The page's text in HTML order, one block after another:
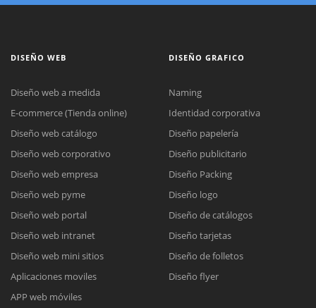
DISEÑO WEB
Diseño web a medida
E-commerce (Tienda online)
Diseño web catálogo
Diseño web corporativo
Diseño web empresa
Diseño web pyme
Diseño web portal
Diseño web intranet
Diseño web mini sitios
Aplicaciones moviles
APP web móviles
DISEÑO GRAFICO
Naming
Identidad corporativa
Diseño papelería
Diseño publicitario
Diseño Packing
Diseño logo
Diseño de catálogos
Diseño tarjetas
Diseño de folletos
Diseño flyer